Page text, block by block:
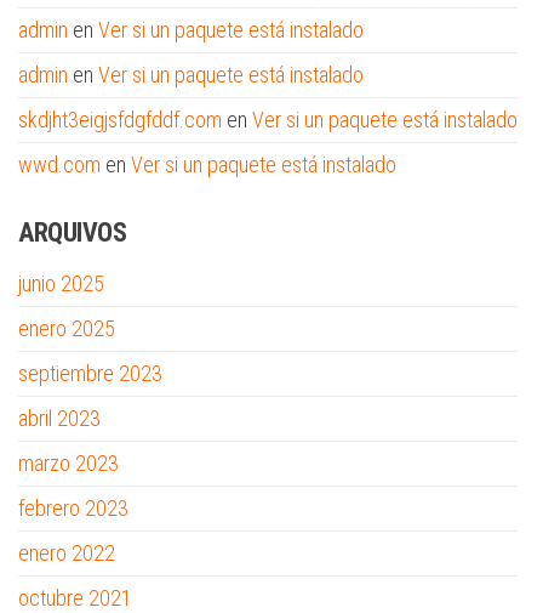
admin en Ver si un paquete está instalado
admin en Ver si un paquete está instalado
skdjht3eigjsfdgfddf.com en Ver si un paquete está instalado
wwd.com en Ver si un paquete está instalado
ARQUIVOS
junio 2025
enero 2025
septiembre 2023
abril 2023
marzo 2023
febrero 2023
enero 2022
octubre 2021